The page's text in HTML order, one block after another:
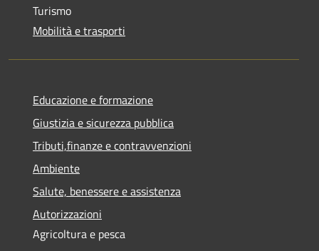
Turismo
Mobilità e trasporti
Educazione e formazione
Giustizia e sicurezza pubblica
Tributi,finanze e contravvenzioni
Ambiente
Salute, benessere e assistenza
Autorizzazioni
Agricoltura e pesca